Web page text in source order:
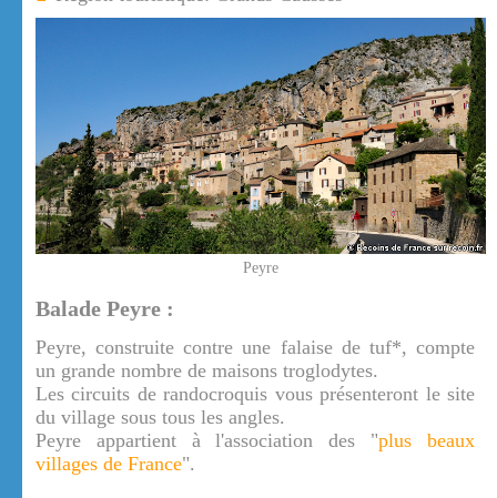
Peyre
Balade Peyre :
Peyre, construite contre une falaise de tuf*, compte
un grande nombre de maisons troglodytes.
Les circuits de randocroquis vous présenteront le site
du village sous tous les angles.
Peyre appartient à l'association des "plus beaux
villages de France".